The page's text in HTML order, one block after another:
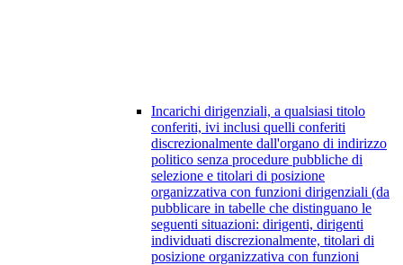
Incarichi dirigenziali, a qualsiasi titolo
conferiti, ivi inclusi quelli conferiti
discrezionalmente dall'organo di indirizzo
politico senza procedure pubbliche di
selezione e titolari di posizione
organizzativa con funzioni dirigenziali (da
pubblicare in tabelle che distinguano le
seguenti situazioni: dirigenti, dirigenti
individuati discrezionalmente, titolari di
posizione organizzativa con funzioni